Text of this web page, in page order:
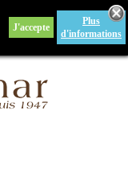
J'accepte
Plus
d'informations